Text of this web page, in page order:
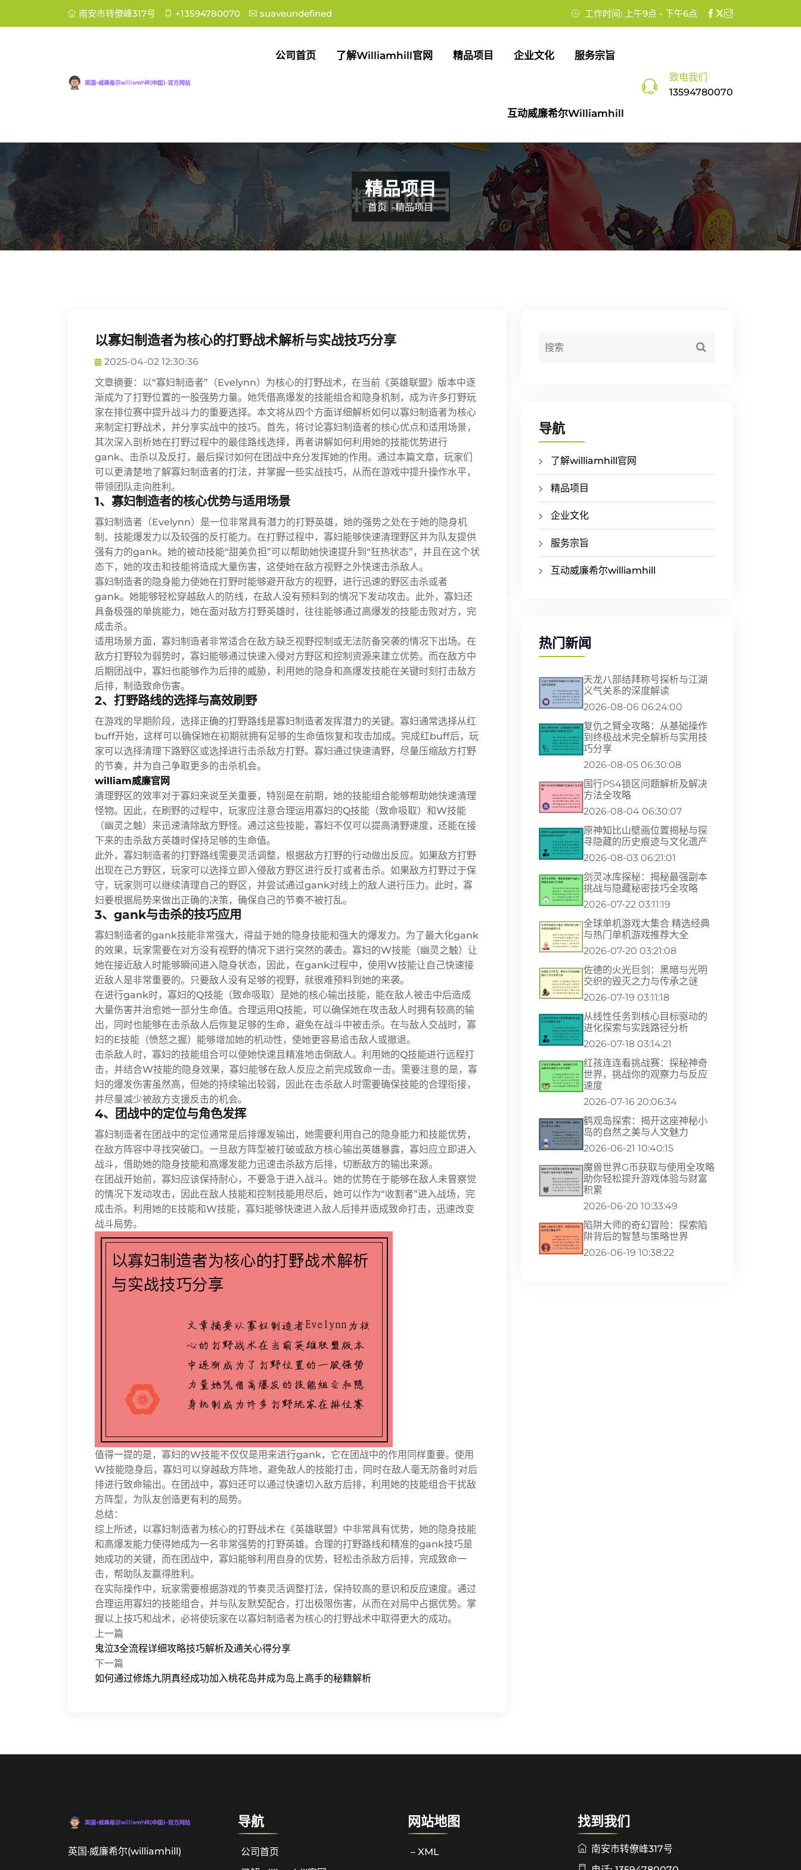
南安市转僚峰317号 +13594780070 suaveundefined 工作时间: 上午9点 - 下午6点
公司首页 了解williamhill官网 精品项目 企业文化 服务宗旨
互动威廉希尔williamhill
致电我们
13594780070
精品项目
首页 -精品项目
以寡妇制造者为核心的打野战术解析与实战技巧分享
2025-04-02 12:30:36
文章摘要：以“寡妇制造者”（Evelynn）为核心的打野战术，在当前《英雄联盟》版本中逐
渐成为了打野位置的一股强势力量。她凭借高爆发的技能组合和隐身机制，成为许多打野玩
家在排位赛中提升战斗力的重要选择。本文将从四个方面详细解析如何以寡妇制造者为核心
来制定打野战术，并分享实战中的技巧。首先，将讨论寡妇制造者的核心优点和适用场景，
其次深入剖析她在打野过程中的最佳路线选择，再者讲解如何利用她的技能优势进行
gank、击杀以及反打，最后探讨如何在团战中充分发挥她的作用。通过本篇文章，玩家们
可以更清楚地了解寡妇制造者的打法，并掌握一些实战技巧，从而在游戏中提升操作水平，
带领团队走向胜利。
1、寡妇制造者的核心优势与适用场景
寡妇制造者（Evelynn）是一位非常具有潜力的打野英雄，她的强势之处在于她的隐身机
制、技能爆发力以及较强的反打能力。在打野过程中，寡妇能够快速清理野区并为队友提供
强有力的gank。她的被动技能“甜美负担”可以帮助她快速提升到“狂热状态”，并且在这个状
态下，她的攻击和技能将造成大量伤害，这使她在敌方视野之外快速击杀敌人。
寡妇制造者的隐身能力使她在打野时能够避开敌方的视野，进行迅速的野区击杀或者
gank。她能够轻松穿越敌人的防线，在敌人没有预料到的情况下发动攻击。此外，寡妇还
具备极强的单挑能力，她在面对敌方打野英雄时，往往能够通过高爆发的技能击败对方，完
成击杀。
适用场景方面，寡妇制造者非常适合在敌方缺乏视野控制或无法防备突袭的情况下出场。在
敌方打野较为弱势时，寡妇能够通过快速入侵对方野区和控制资源来建立优势。而在敌方中
后期团战中，寡妇也能够作为后排的威胁，利用她的隐身和高爆发技能在关键时刻打击敌方
后排，制造致命伤害。
2、打野路线的选择与高效刷野
在游戏的早期阶段，选择正确的打野路线是寡妇制造者发挥潜力的关键。寡妇通常选择从红
buff开始，这样可以确保她在初期就拥有足够的生命值恢复和攻击加成。完成红buff后，玩
家可以选择清理下路野区或选择进行击杀敌方打野。寡妇通过快速清野，尽量压缩敌方打野
的节奏，并为自己争取更多的击杀机会。
william威廉官网
清理野区的效率对于寡妇来说至关重要，特别是在前期，她的技能组合能够帮助她快速清理
怪物。因此，在刷野的过程中，玩家应注意合理运用寡妇的Q技能（致命吸取）和W技能
（幽灵之触）来迅速清除敌方野怪。通过这些技能，寡妇不仅可以提高清野速度，还能在接
下来的击杀敌方英雄时保持足够的生命值。
此外，寡妇制造者的打野路线需要灵活调整，根据敌方打野的行动做出反应。如果敌方打野
出现在己方野区，玩家可以选择立即入侵敌方野区进行反打或者击杀。如果敌方打野过于保
守，玩家则可以继续清理自己的野区，并尝试通过gank对线上的敌人进行压力。此时，寡
妇要根据局势来做出正确的决策，确保自己的节奏不被打乱。
3、gank与击杀的技巧应用
寡妇制造者的gank技能非常强大，得益于她的隐身技能和强大的爆发力。为了最大化gank
的效果，玩家需要在对方没有视野的情况下进行突然的袭击。寡妇的W技能（幽灵之触）让
她在接近敌人时能够瞬间进入隐身状态，因此，在gank过程中，使用W技能让自己快速接
近敌人是非常重要的。只要敌人没有足够的视野，就很难预料到她的来袭。
在进行gank时，寡妇的Q技能（致命吸取）是她的核心输出技能，能在敌人被击中后造成
大量伤害并治愈她一部分生命值。合理运用Q技能，可以确保她在攻击敌人时拥有较高的输
出，同时也能够在击杀敌人后恢复足够的生命，避免在战斗中被击杀。在与敌人交战时，寡
妇的E技能（愤怒之握）能够增加她的机动性，使她更容易追击敌人或撤退。
击杀敌人时，寡妇的技能组合可以使她快速且精准地击倒敌人。利用她的Q技能进行远程打
击，并结合W技能的隐身效果，寡妇能够在敌人反应之前完成致命一击。需要注意的是，寡
妇的爆发伤害虽然高，但她的持续输出较弱，因此在击杀敌人时需要确保技能的合理衔接，
并尽量减少被敌方支援反击的机会。
4、团战中的定位与角色发挥
寡妇制造者在团战中的定位通常是后排爆发输出，她需要利用自己的隐身能力和技能优势，
在敌方阵容中寻找突破口。一旦敌方阵型被打破或敌方核心输出英雄暴露，寡妇应立即进入
战斗，借助她的隐身技能和高爆发能力迅速击杀敌方后排，切断敌方的输出来源。
在团战开始前，寡妇应该保持耐心，不要急于进入战斗。她的优势在于能够在敌人未曾察觉
的情况下发动攻击，因此在敌人技能和控制技能用尽后，她可以作为“收割者”进入战场，完
成击杀。利用她的E技能和W技能，寡妇能够快速进入敌人后排并造成致命打击，迅速改变
战斗局势。
值得一提的是，寡妇的W技能不仅仅是用来进行gank，它在团战中的作用同样重要。使用
W技能隐身后，寡妇可以穿越敌方阵地，避免敌人的技能打击，同时在敌人毫无防备时对后
排进行致命输出。在团战中，寡妇还可以通过快速切入敌方后排，利用她的技能组合干扰敌
方阵型，为队友创造更有利的局势。
总结：
综上所述，以寡妇制造者为核心的打野战术在《英雄联盟》中非常具有优势，她的隐身技能
和高爆发能力使得她成为一名非常强势的打野英雄。合理的打野路线和精准的gank技巧是
她成功的关键，而在团战中，寡妇能够利用自身的优势，轻松击杀敌方后排，完成致命一
击，帮助队友赢得胜利。
在实际操作中，玩家需要根据游戏的节奏灵活调整打法，保持较高的意识和反应速度。通过
合理运用寡妇的技能组合，并与队友默契配合，打出极限伤害，从而在对局中占据优势。掌
握以上技巧和战术，必将使玩家在以寡妇制造者为核心的打野战术中取得更大的成功。
上一篇
鬼泣3全流程详细攻略技巧解析及通关心得分享
下一篇
如何通过修炼九阴真经成功加入桃花岛并成为岛上高手的秘籍解析
导航
了解williamhill官网
精品项目
企业文化
服务宗旨
互动威廉希尔williamhill
热门新闻
天龙八部结拜称号探析与江湖
义气关系的深度解读
2026-08-06 06:24:00
复仇之臂全攻略：从基础操作
到终极战术完全解析与实用技
巧分享
2026-08-05 06:30:08
国行PS4锁区问题解析及解决
方法全攻略
2026-08-04 06:30:07
原神知比山壁画位置揭秘与探
寻隐藏的历史痕迹与文化遗产
2026-08-03 06:21:01
剑灵冰库探秘：揭秘最强副本
挑战与隐藏秘密技巧全攻略
2026-07-22 03:11:19
全球单机游戏大集合 精选经典
与热门单机游戏推荐大全
2026-07-20 03:21:08
佐德的火光巨剑：黑暗与光明
交织的毁灭之力与传承之谜
2026-07-19 03:11:18
从线性任务到核心目标驱动的
进化探索与实践路径分析
2026-07-18 03:14:21
红孩连连看挑战赛：探秘神奇
世界，挑战你的观察力与反应
速度
2026-07-16 20:06:34
鹤观岛探索：揭开这座神秘小
岛的自然之美与人文魅力
2026-06-21 10:40:15
魔兽世界G币获取与使用全攻略
助你轻松提升游戏体验与财富
积累
2026-06-20 10:33:49
陷阱大师的奇幻冒险：探索陷
阱背后的智慧与策略世界
2026-06-19 10:38:22
英国·威廉希尔(williamhill)
导航
公司首页
网站地图
– XML
找到我们
南安市转僚峰317号